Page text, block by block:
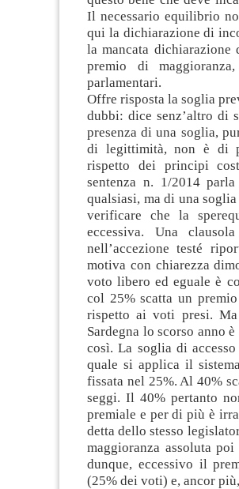
Il necessario equilibrio
qui la dichiarazione di
la mancata
premio di
parlamentari.
Offre risposta la soglia
dubbi: dice senz’altro di
presenza di una soglia,
di legittimità, non è di
rispetto dei principi
sentenza n. 1/2014
qualsiasi, ma di una
verificare che la
eccessiva. Una
nell’accezione testé
motiva con chiarezza
voto libero ed eguale è
col 25% scatta un
rispetto ai voti presi.
Sardegna lo scorso anno
così. La soglia di
quale si applica il
fissata nel 25%. Al 40%
seggi. Il 40% pertanto
premiale e per di più è
detta dello stesso
maggioranza assoluta
dunque, eccessivo il
(25% dei voti) e, ancor